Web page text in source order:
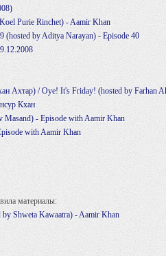
Purie Rinchet) - Aamir Khan
(hosted by Aditya Narayan) - Episode 40
Ахтар) / Oye! It's Friday! (hosted by Farhan
Кхан
Masand) - Episode with Aamir Khan
with Aamir Khan
материалы:
Shweta Kawaatra) - Aamir Khan